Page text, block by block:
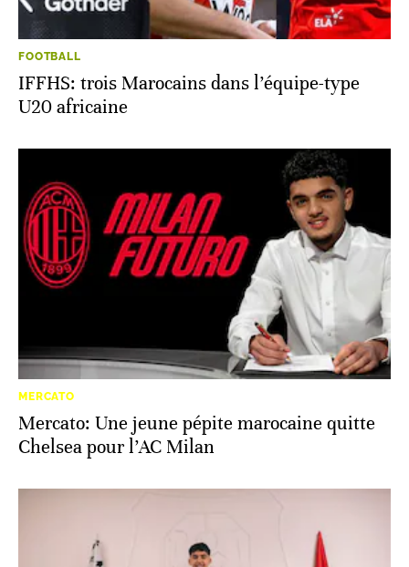
FOOTBALL
IFFHS: trois Marocains dans l’équipe-type
U20 africaine
MERCATO
Mercato: Une jeune pépite marocaine quitte
Chelsea pour l’AC Milan